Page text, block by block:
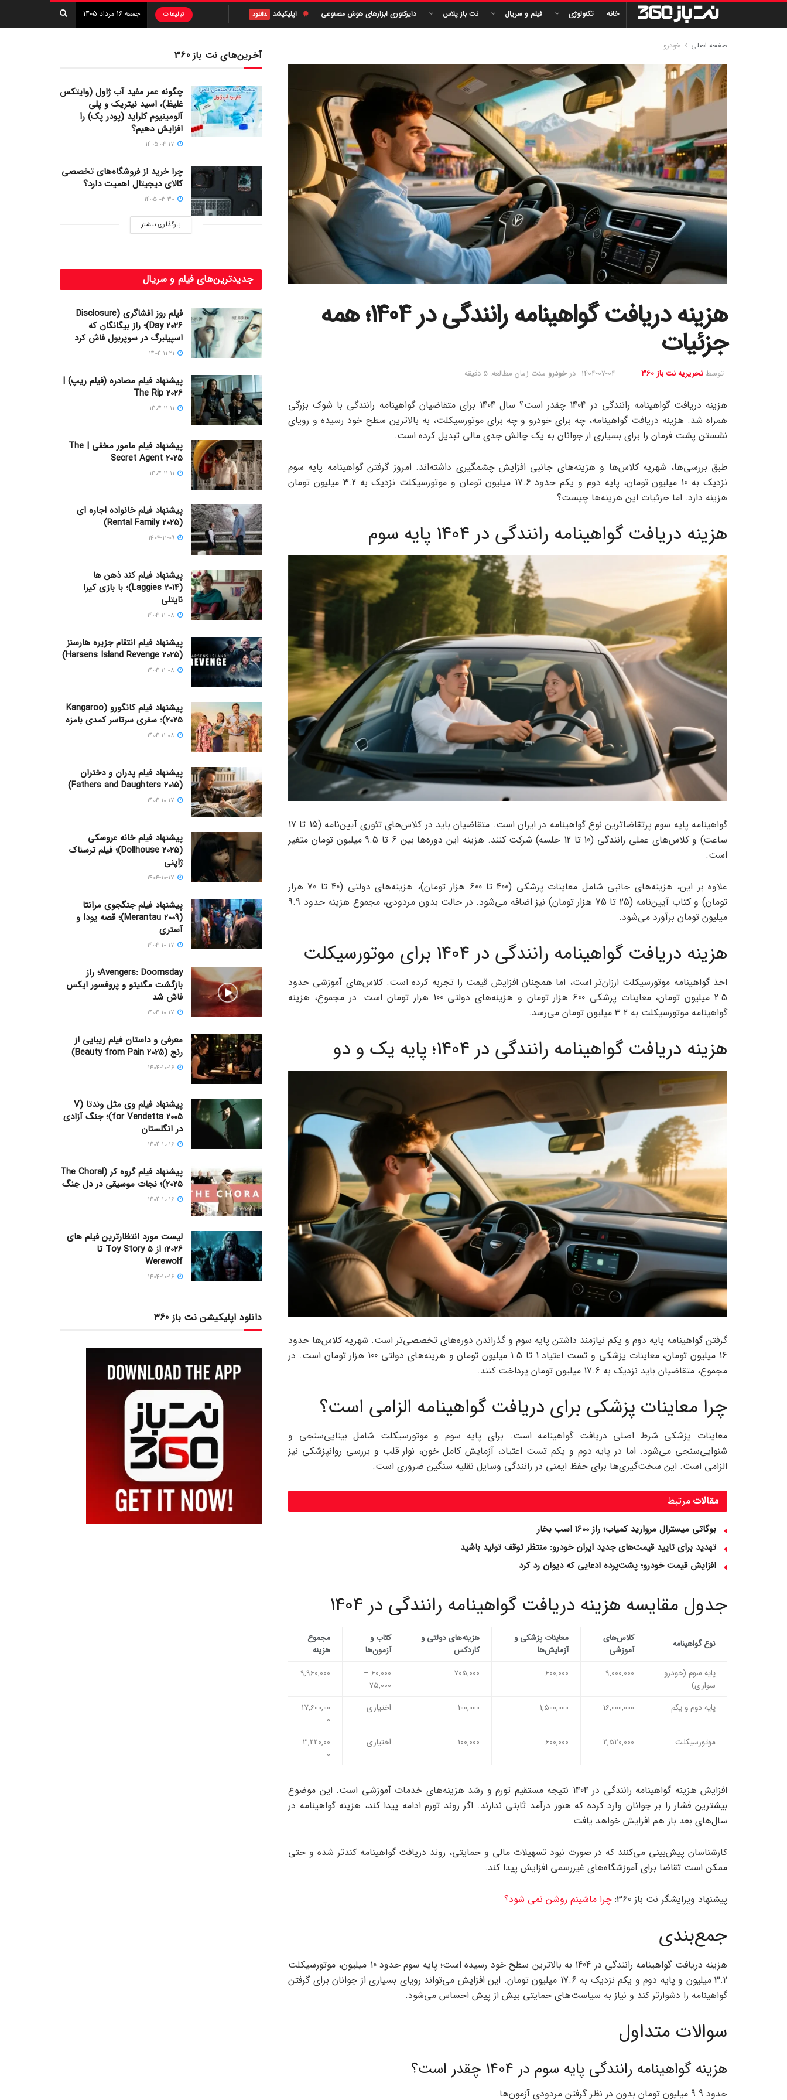
خانه تکنولوژی فیلم و سریال نت باز پلاس دایرکتوری ابزارهای هوش مصنوعی اپلیکیشن دانلود تبلیغات جمعه 16 مرداد 1405
صفحه اصلی خودرو
هزینه دریافت گواهینامه رانندگی در 1404؛ همه
جزئیات
توسطتحریریه نت باز 360 1404-07-04 در خودرو مدت زمان مطالعه: 5 دقیقه
هزینه دریافت گواهینامه رانندگی در 1404 چقدر است؟ سال 1404 برای متقاضیان گواهینامه رانندگی با شوک بزرگی
همراه شد. هزینه دریافت گواهینامه، چه برای خودرو و چه برای موتورسیکلت، به بالاترین سطح خود رسیده و رویای
نشستن پشت فرمان را برای بسیاری از جوانان به یک چالش جدی مالی تبدیل کرده است.
طبق بررسی‌ها، شهریه کلاس‌ها و هزینه‌های جانبی افزایش چشمگیری داشته‌اند. امروز گرفتن گواهینامه پایه سوم
نزدیک به 10 میلیون تومان، پایه دوم و یکم حدود 17.6 میلیون تومان و موتورسیکلت نزدیک به 3.2 میلیون تومان
هزینه دارد. اما جزئیات این هزینه‌ها چیست؟
هزینه دریافت گواهینامه رانندگی در 1404 پایه سوم
گواهینامه پایه سوم پرتقاضاترین نوع گواهینامه در ایران است. متقاضیان باید در کلاس‌های تئوری آیین‌نامه (15 تا 17
ساعت) و کلاس‌های عملی رانندگی (10 تا 12 جلسه) شرکت کنند. هزینه این دوره‌ها بین 6 تا 9.5 میلیون تومان متغیر
است.
علاوه بر این، هزینه‌های جانبی شامل معاینات پزشکی (400 تا 600 هزار تومان)، هزینه‌های دولتی (40 تا 70 هزار
تومان) و کتاب آیین‌نامه (25 تا 75 هزار تومان) نیز اضافه می‌شود. در حالت بدون مردودی، مجموع هزینه حدود 9.9
میلیون تومان برآورد می‌شود.
هزینه دریافت گواهینامه رانندگی در 1404 برای موتورسیکلت
اخذ گواهینامه موتورسیکلت ارزان‌تر است، اما همچنان افزایش قیمت را تجربه کرده است. کلاس‌های آموزشی حدود
2.5 میلیون تومان، معاینات پزشکی 600 هزار تومان و هزینه‌های دولتی 100 هزار تومان است. در مجموع، هزینه
گواهینامه موتورسیکلت به 3.2 میلیون تومان می‌رسد.
هزینه دریافت گواهینامه رانندگی در 1404؛ پایه یک و دو
گرفتن گواهینامه پایه دوم و یکم نیازمند داشتن پایه سوم و گذراندن دوره‌های تخصصی‌تر است. شهریه کلاس‌ها حدود
16 میلیون تومان، معاینات پزشکی و تست اعتیاد 1 تا 1.5 میلیون تومان و هزینه‌های دولتی 100 هزار تومان است. در
مجموع، متقاضیان باید نزدیک به 17.6 میلیون تومان پرداخت کنند.
چرا معاینات پزشکی برای دریافت گواهینامه الزامی است؟
معاینات پزشکی شرط اصلی دریافت گواهینامه است. برای پایه سوم و موتورسیکلت شامل بینایی‌سنجی و
شنوایی‌سنجی می‌شود. اما در پایه دوم و یکم تست اعتیاد، آزمایش کامل خون، نوار قلب و بررسی روانپزشکی نیز
الزامی است. این سخت‌گیری‌ها برای حفظ ایمنی در رانندگی وسایل نقلیه سنگین ضروری است.
مرتبط مقالات
بوگاتی میسترال مروارید کمیاب؛ راز 1600 اسب‌ بخار
تهدید برای تایید قیمت‌های جدید ایران خودرو: منتظر توقف تولید باشید
افزایش قیمت خودرو؛ پشت‌پرده ادعایی که دیوان رد کرد
جدول مقایسه هزینه دریافت گواهینامه رانندگی در 1404
نوع گواهینامه
کلاس‌های
آموزشی
معاینات پزشکی و
آزمایش‌ها
هزینه‌های دولتی و
کاردکس
کتاب و
آزمون‌ها
مجموع
هزینه
پایه سوم (خودرو
سواری)
9,000,000
600,000
705,000
60,000 –
75,000
9,960,000
پایه دوم و یکم 16,000,000
1,500,000
100,000 اختیاری
17,600,00
0
موتورسیکلت
2,520,000
600,000
100,000 اختیاری
3,220,00
0
افزایش هزینه گواهینامه رانندگی در 1404 نتیجه مستقیم تورم و رشد هزینه‌های خدمات آموزشی است. این موضوع
بیشترین فشار را بر جوانان وارد کرده که هنوز درآمد ثابتی ندارند. اگر روند تورم ادامه پیدا کند، هزینه گواهینامه در
سال‌های بعد باز هم افزایش خواهد یافت.
کارشناسان پیش‌بینی می‌کنند که در صورت نبود تسهیلات مالی و حمایتی، روند دریافت گواهینامه کندتر شده و حتی
ممکن است تقاضا برای آموزشگاه‌های غیررسمی افزایش پیدا کند.
پیشنهاد ویرایشگر نت باز 360: چرا ماشینم روشن نمی ‌شود؟
جمع‌بندی
هزینه دریافت گواهینامه رانندگی در 1404 به بالاترین سطح خود رسیده است؛ پایه سوم حدود 10 میلیون، موتورسیکلت
3.2 میلیون و پایه دوم و یکم نزدیک به 17.6 میلیون تومان. این افزایش می‌تواند رویای بسیاری از جوانان برای گرفتن
گواهینامه را دشوارتر کند و نیاز به سیاست‌های حمایتی بیش از پیش احساس می‌شود.
سوالات متداول
هزینه گواهینامه رانندگی پایه سوم در 1404 چقدر است؟
حدود 9.9 میلیون تومان بدون در نظر گرفتن مردودی آزمون‌ها.
آخرین‌های نت باز 360
چگونه عمر مفید آب ژاول (وایتکس
غلیظ)، اسید نیتریک و پلی
آلومینیوم کلراید (پودر پک) را
افزایش دهیم؟
چرا خرید از فروشگاه‌های تخصصی
کالای دیجیتال اهمیت دارد؟
بارگذاری بیشتر
جدیدترین‌های فیلم و سریال
فیلم روز افشاگری (Disclosure
Day 2026)؛ راز بیگانگان که
اسپیلبرگ در سوپربول فاش کرد
پیشنهاد فیلم مصادره (فیلم ریپ) |
The Rip 2026
پیشنهاد فیلم مامور مخفی | The
Secret Agent 2025
پیشنهاد فیلم خانواده اجاره‌ ای
(Rental Family 2025)
پیشنهاد فیلم کند ذهن ها
(Laggies 2014)؛ با بازی کیرا
نایتلی
پیشنهاد فیلم انتقام جزیره هارسنز
(Harsens Island Revenge 2025)
پیشنهاد فیلم کانگورو (Kangaroo
2025): سفری سرتاسر کمدی بامزه
پیشنهاد فیلم پدران و دختران
(Fathers and Daughters 2015)
پیشنهاد فیلم خانه عروسکی
(Dollhouse 2025)؛ فیلم ترسناک
ژاپنی
پیشنهاد فیلم جنگجوی مرانتا
(Merantau 2009)؛ قصه یودا و
آستری
Avengers: Doomsday؛ راز
بازگشت مگنیتو و پروفسور ایکس
فاش شد
معرفی و داستان فیلم زیبایی از
رنج (Beauty from Pain 2025)
پیشنهاد فیلم وی مثل وندتا (V
for Vendetta 2005)؛ جنگ آزادی
در انگلستان
پیشنهاد فیلم گروه کر (The Choral
2025)؛ نجات موسیقی در دل جنگ
لیست مورد انتظارترین فیلم های
2026؛ از Toy Story 5 تا
Werewolf
دانلود اپلیکیشن نت باز 360